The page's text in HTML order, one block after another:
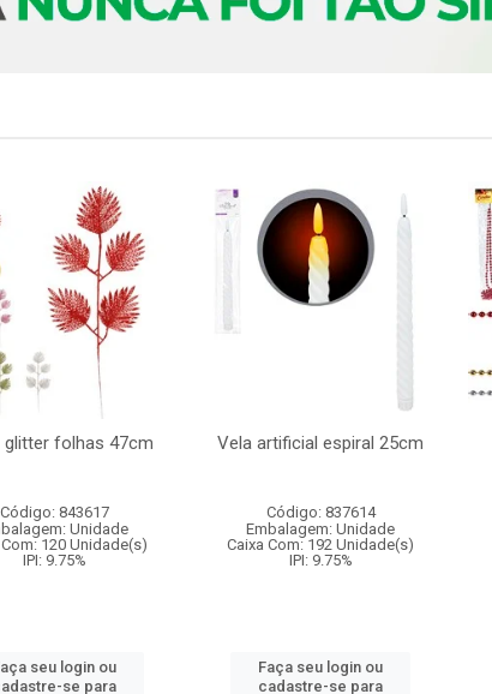
glitter folhas 47cm
Código: 843617
Unidade
120 Unidade(s)
IPI: 9.75%
seu login ou
se para
Vela artificial espiral 25cm
Código: 837614
Embalagem: Unidade
Caixa Com: 192 Unidade(s)
IPI: 9.75%
Faça seu login ou
cadastre-se para